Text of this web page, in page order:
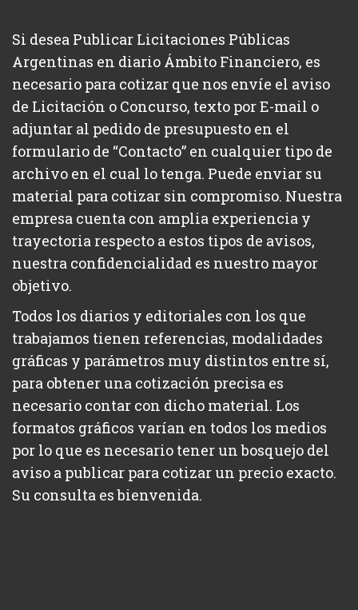
Si desea Publicar Licitaciones Públicas
Argentinas en diario Ámbito Financiero, es
necesario para cotizar que nos envíe el aviso
de Licitación o Concurso, texto por E-mail o
adjuntar al pedido de presupuesto en el
formulario de “Contacto” en cualquier tipo de
archivo en el cual lo tenga. Puede enviar su
material para cotizar sin compromiso. Nuestra
empresa cuenta con amplia experiencia y
trayectoria respecto a estos tipos de avisos,
nuestra confidencialidad es nuestro mayor
objetivo.
Todos los diarios y editoriales con los que
trabajamos tienen referencias, modalidades
gráficas y parámetros muy distintos entre sí,
para obtener una cotización precisa es
necesario contar con dicho material. Los
formatos gráficos varían en todos los medios
por lo que es necesario tener un bosquejo del
aviso a publicar para cotizar un precio exacto.
Su consulta es bienvenida.